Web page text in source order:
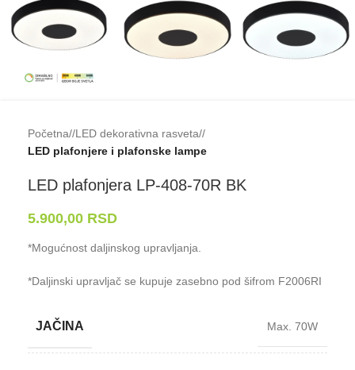
Početna/ LED dekorativna rasveta/
LED plafonjere i plafonske lampe
LED plafonjera LP-⁠408-⁠70R BK
5.900,00 RSD
*Mogućnost daljinskog upravljanja.
*Daljinski upravljač se kupuje zasebno pod šifrom F2006RI
JAČINA Max. 70W